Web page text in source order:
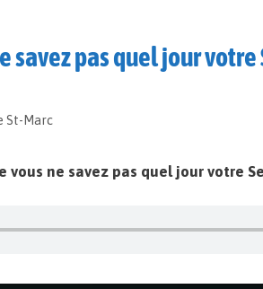
savez pas quel jour
St-Marc
vous ne savez pas quel jour votre